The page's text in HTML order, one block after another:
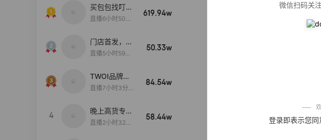
微信扫码关
登录即表示您同
买包包找叮
当,一折购！
直播6小时50分
619.94w
门店首发，秋
款大上新！！
直播5小时59分
50.33w
TWOI品牌直
播间新款上
直播7小时3分5
84.54w
4
晚上高货专场
大放漏
直播2小时32分
58.44w
【净浮
重油污
衣粉轻
污渍除
免煮开
艾草抽
垃圾袋